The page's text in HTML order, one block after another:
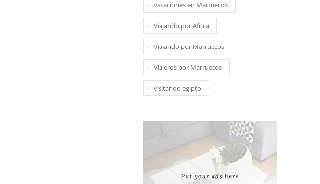
vacaciones en Marruecos
Viajando por Africa
Viajando por Marruecos
Viajeros por Marruecos
visitando egipto